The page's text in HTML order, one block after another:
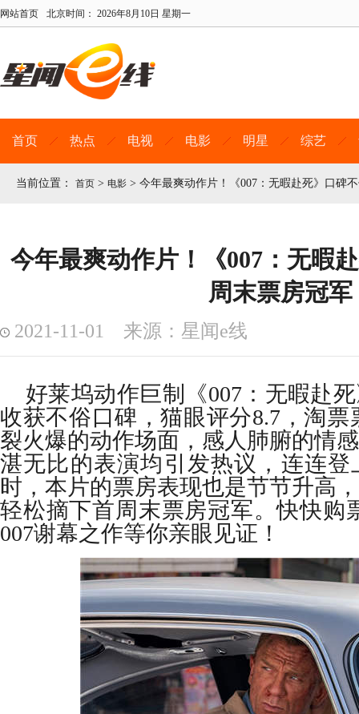
网站首页 北京时间： 2026年8月10日 星期一
首页 热点 电视 电影 明星 综艺
当前位置： 首页 > 电影 > 今年最爽动作片！《007：无暇赴死》口碑
今年最爽动作片！《007：无暇
周末票房冠军
2021-11-01 来源：星闻e线
好莱坞动作巨制《007：无暇赴
收获不俗口碑，猫眼评分8.7 ，淘
裂火爆的动作场面，感人肺腑的情
湛无比的表演均引发热议，连连
时，本片的票房表现也是节节升高
轻松摘下首周末票房冠军。快快购
007谢幕之作等你亲眼见证！